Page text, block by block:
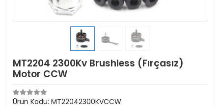
MT2204 2300Kv Brushless (Fırçasız)
Motor CCW
Ürün Kodu: MT22042300KVCCW